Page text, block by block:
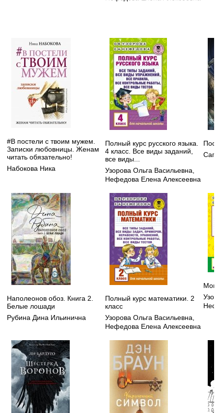
#В постели с твоим мужем.
Записки любовницы. Женам
читать обязательно!
Набокова Ника
Полный курс русского языка.
4 класс. Все виды заданий,
все виды...
Узорова Ольга Васильевна
Нефедова Елена Алексеевна
Наполеонов обоз. Книга 2.
Белые лошади
Рубина Дина Ильинична
Полный курс математики. 2
класс
Узорова Ольга Васильевна
Нефедова Елена Алексеевна
Мои